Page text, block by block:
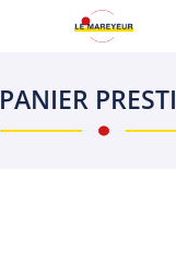
PANIER